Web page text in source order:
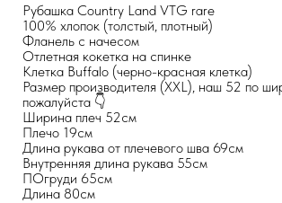
Рубашка Country Land VTG rare
100% хлопок (толстый, плотный)
Фланель с начесом
Отлетная кокетка на спинке
Клетка Buffalo (черно-красная клетка)
Размер производителя (XXL), наш 52 по
пожалуйста 👇
Ширина плеч 52см
Плечо 19см
Длина рукава от плечевого шва 69см
Внутренняя длина рукава 55см
ПОгруди 65см
Длина 80см